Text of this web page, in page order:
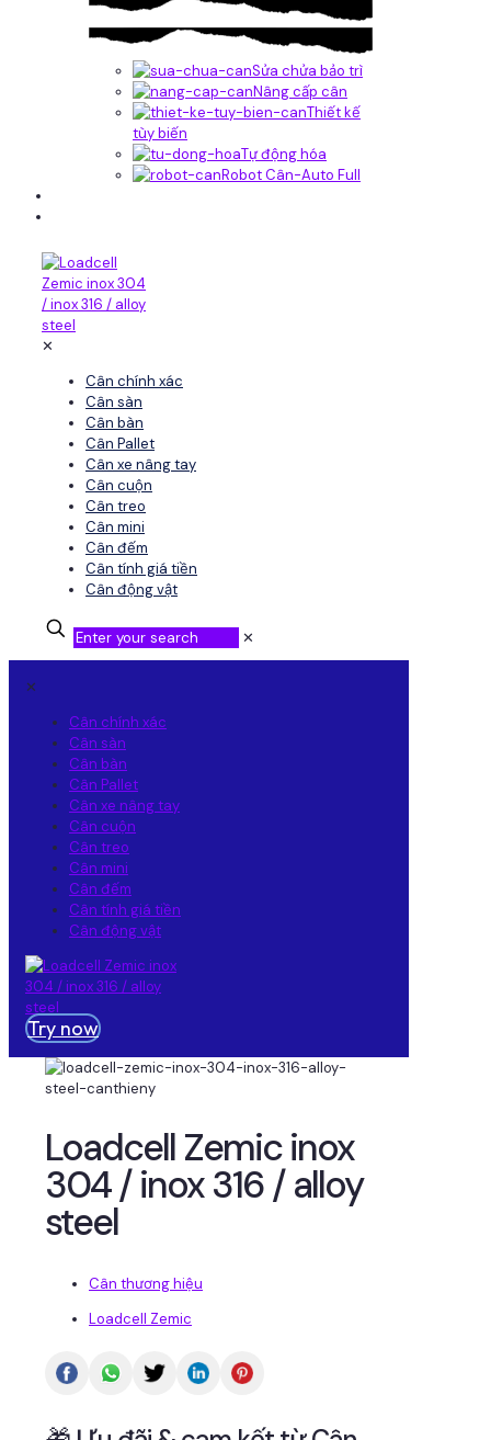
Sửa chửa bảo trì
Nâng cấp cân
Thiết kế
tùy biến
Tự động hóa
Robot Cân-Auto Full
✕
Cân chính xác
Cân sàn
Cân bàn
Cân Pallet
Cân xe nâng tay
Cân cuộn
Cân treo
Cân mini
Cân đếm
Cân tính giá tiền
Cân động vật
✕
✕
Cân chính xác
Cân sàn
Cân bàn
Cân Pallet
Cân xe nâng tay
Cân cuộn
Cân treo
Cân mini
Cân đếm
Cân tính giá tiền
Cân động vật
Try now
Loadcell Zemic inox
304 / inox 316 / alloy
steel
Cân thương hiệu
Loadcell Zemic